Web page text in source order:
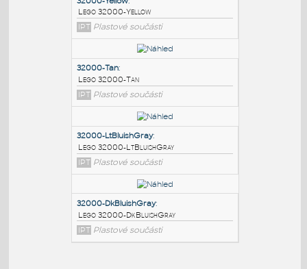
32000-Yellow:
Lego 32000-Yellow
IPT Plastové součásti
32000-Tan:
Lego 32000-Tan
IPT
Plastové součásti